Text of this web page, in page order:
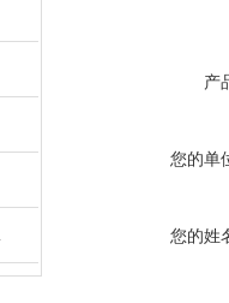
享
产
您的单
您的姓